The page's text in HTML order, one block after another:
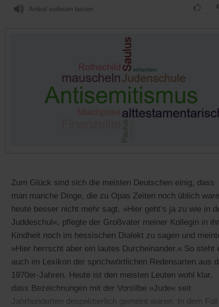
Artikel vorlesen lassen
Zum Glück sind sich die meisten Deutschen einig, dass
man manche Dinge, die zu Opas Zeiten noch üblich
heute besser nicht mehr sagt. »Hier geht’s ja zu wie in
Juddeschul«, pflegte der Großvater meiner Kollegin in
Kindheit noch im hessischen Dialekt zu sagen und
»Hier herrscht aber ein lautes Durcheinander.« So steht
auch im Lexikon der sprichwörtlichen Redensarten aus
1970er-Jahren. Heute ist den meisten Leuten wohl klar,
dass Bezeichnungen mit der Vorsilbe »Jude« seit
Jahrhunderten despektierlich gemeint waren. In dem Fall